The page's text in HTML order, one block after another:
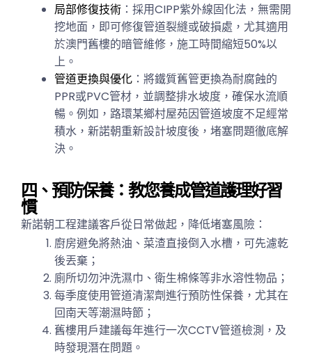
局部修復技術 ：採用CIPP紫外線固化法，無需開
挖地面，即可修復管道裂縫或破損處，尤其適用
於澳門舊樓的暗管維修，施工時間縮短50%以
上。
管道更換與優化 ：將鐵質舊管更換為耐腐蝕的
PPR或PVC管材，並調整排水坡度，確保水流順
暢。例如，路環某鄉村屋苑因管道坡度不足經常
積水，新諾朝重新設計坡度後，堵塞問題徹底解
決。
四、預防保養：教您養成管道護理好習
慣
新諾朝工程建議客戶從日常做起，降低堵塞風險：
廚房避免將熱油、菜渣直接倒入水槽，可先濾乾
後丟棄；
廁所切勿沖洗濕巾、衛生棉條等非水溶性物品；
每季度使用管道清潔劑進行預防性保養，尤其在
回南天等潮濕時節；
舊樓用戶建議每年進行一次CCTV管道檢測，及
時發現潛在問題。